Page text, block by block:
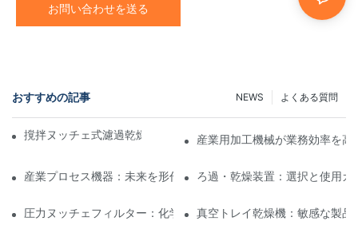
お問い合わせを送る
おすすめの記事 よくある質問
NEWS
撹拌ヌッチェ式濾過乾燥機と他の乾燥方法の比較産業用加工機械が業務効率を高
産業プロセス機器：未来を形作るイノベーションろ過・乾燥装置：選択と使用ガ
圧力ヌッチェフィルター：化学および食品産業における用途
真空トレイ乾燥機：敏感な製